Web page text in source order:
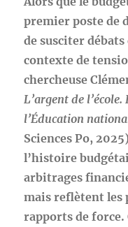
premier poste de
de susciter
contexte de
chercheuse
L’argent de
l’Éducation
Sciences Po,
l’histoire
arbitrages
mais reflètent les
rapports de